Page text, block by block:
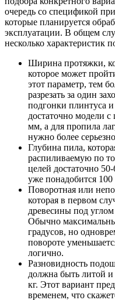
очередь со спецификой
которые планируется
эксплуатации. В общем
несколько характеристик
Ширина протяжки,
которое может
этот параметр, тем
разрезать за один
подгонки плинтуса
достаточно модели
мм, а для пропила
нужно более
Глубина пила,
распиливаемую по
целей достаточно
уже понадобится
Поворотная или
которая в первом
древесины под
Обычно
градусов, но
повороте
логично.
Разновидность
должна быть литой и
кг. Этот вариант
временем, что